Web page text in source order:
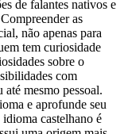
de falantes nativos e
as
não apenas para
tem curiosidade
sobre o
com
mesmo pessoal.
e aprofunde seu
castelhano é